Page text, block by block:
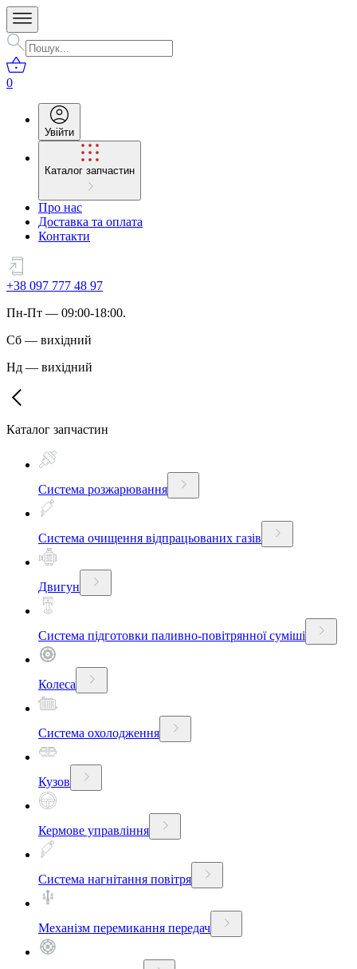
0
Увійти
Каталог запчастин
Про нас
Доставка та оплата
Контакти
+38 097 777 48 97
Пн-Пт — 09:00-18:00.
Сб — вихідний
Нд — вихідний
Каталог запчастин
Система розжарювання
Система очищення відпрацьованих газів
Двигун
Система підготовки паливно-повітрянної суміші
Колеса
Система охолодження
Кузов
Кермове управління
Система нагнітання повітря
Механізм перемикання передач